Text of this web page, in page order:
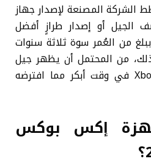
الشركة المصنعة لإصدار جهاز
الجيل أو إصدار طرازٍ أفضل
من العُمر سوة ثلاثة سنوات
ذلك، من المحتمل أن يظهر جيل
جديد تمامًا من أجهزة Xbox في وقت أبكر مما افترضه
إكس بوكس